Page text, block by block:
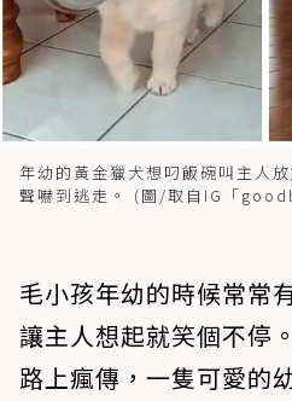
年幼的黃金獵犬想叼飯碗叫主人
聲嚇到逃走。 (圖/取自IG「
毛小孩年幼的時候常常
讓主人想起就笑個不停
路上瘋傳，一隻可愛的